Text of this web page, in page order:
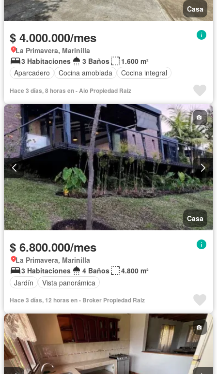
Casa
$ 4.000.000/mes
La Primavera, Marinilla
3 Habitaciones
3 Baños
1.600 m²
Aparcadero
Cocina amoblada Cocina integral
Hace 3 días, 8 horas en - Aio Propiedad Raiz
Casa
$ 6.800.000/mes
La Primavera, Marinilla
3 Habitaciones
4 Baños
4.800 m²
Jardín
Vista panorámica
Hace 3 días, 12 horas en - Broker Propiedad Raiz